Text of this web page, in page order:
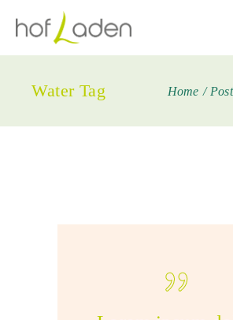
Water Tag Home